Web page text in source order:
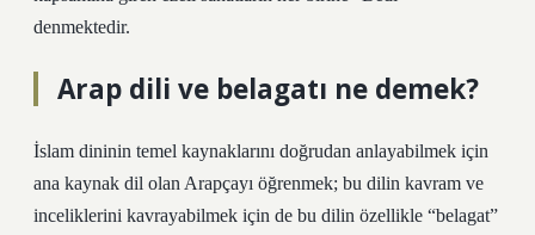
denmektedir.
Arap dili ve belagatı ne demek?
İslam dininin temel kaynaklarını doğrudan anlayabilmek için
ana kaynak dil olan Arapçayı öğrenmek; bu dilin kavram ve
inceliklerini kavrayabilmek için de bu dilin özellikle “belagat”